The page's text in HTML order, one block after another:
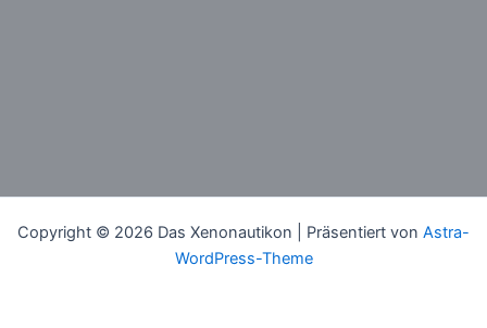
Copyright © 2026 Das Xenonautikon | Präsentiert von Astra-
WordPress-Theme